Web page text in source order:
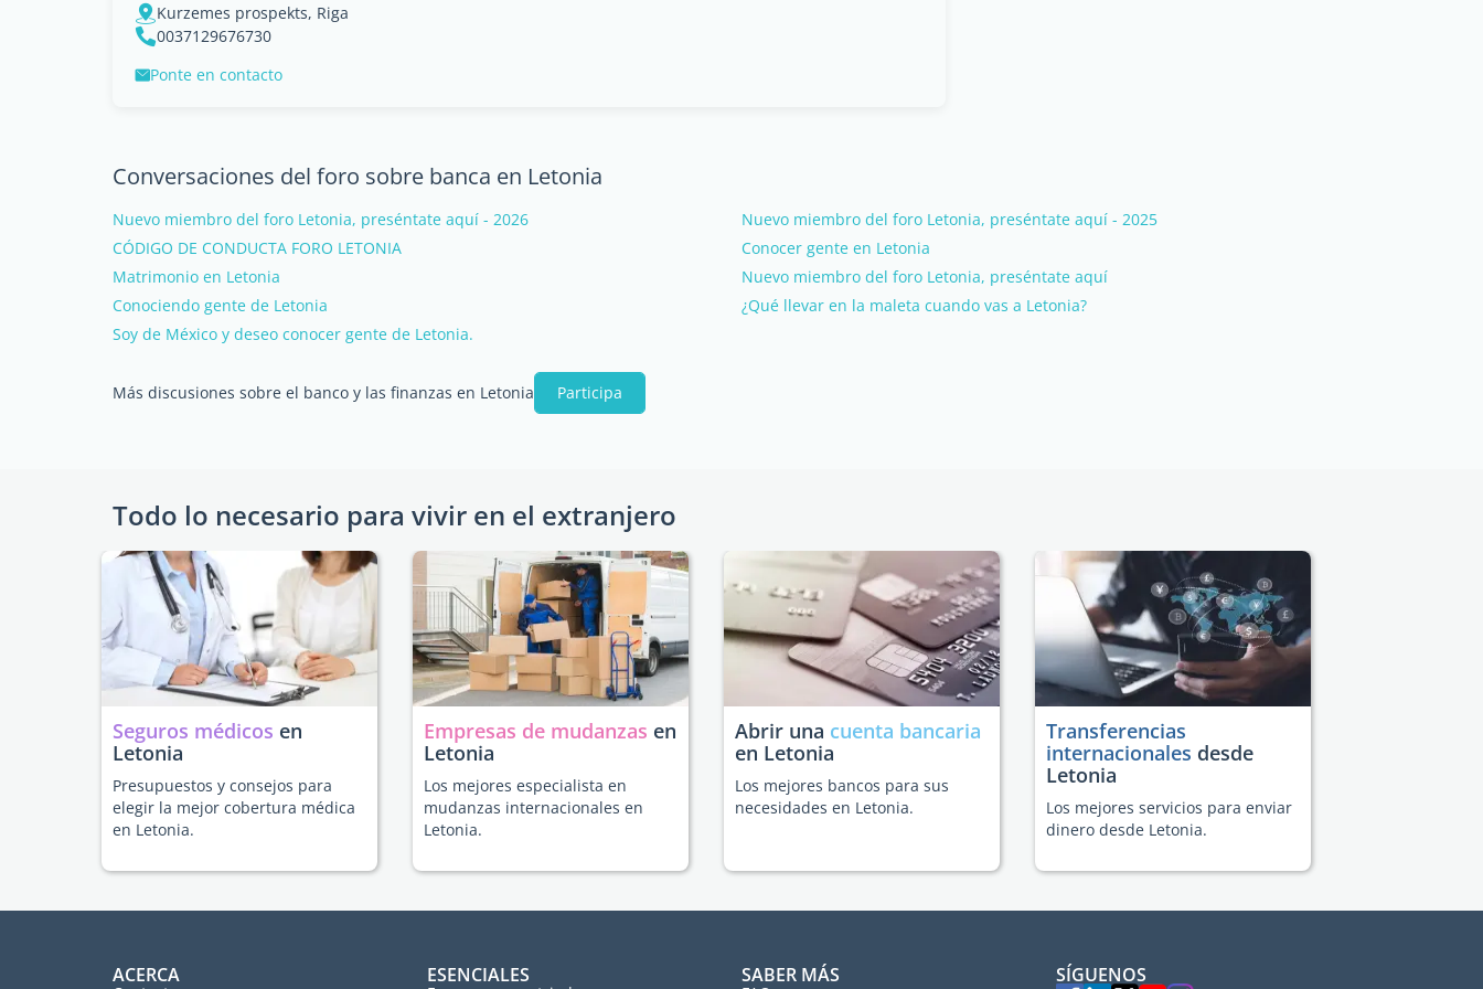
Kurzemes prospekts, Riga
0037129676730
Ponte en contacto
Conversaciones del foro sobre banca en Letonia
Nuevo miembro del foro Letonia, preséntate aquí - 2026
Nuevo miembro del foro Letonia, preséntate aquí - 2025
CÓDIGO DE CONDUCTA FORO LETONIA
Conocer gente en Letonia
Matrimonio en Letonia
Nuevo miembro del foro Letonia, preséntate aquí
Conociendo gente de Letonia
¿Qué llevar en la maleta cuando vas a Letonia?
Soy de México y deseo conocer gente de Letonia.
Más discusiones sobre el banco y las finanzas en Letonia Participa
Todo lo necesario para vivir en el extranjero
Seguros médicos en
Letonia
Presupuestos y consejos para
elegir la mejor cobertura médica
en Letonia.
Empresas de mudanzas en
Letonia
Los mejores especialista en
mudanzas internacionales en
Letonia.
Abrir una cuenta bancaria
en Letonia
Los mejores bancos para sus
necesidades en Letonia.
Transferencias
internacionales desde
Letonia
Los mejores servicios para enviar
dinero desde Letonia.
ACERCA ESENCIALES SABER MÁS SÍGUENOS